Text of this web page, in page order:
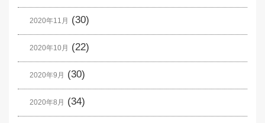
2020年11月 (30)
2020年10月 (22)
2020年9月 (30)
2020年8月 (34)